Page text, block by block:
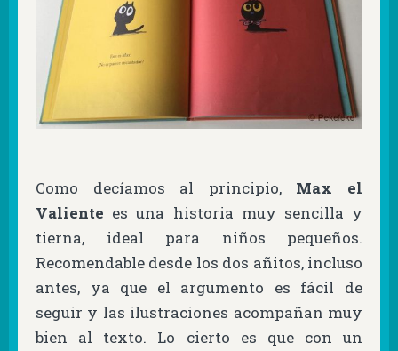
Como decíamos al principio, Max el
Valiente es una historia muy sencilla y
tierna, ideal para niños pequeños.
Recomendable desde los dos añitos, incluso
antes, ya que el argumento es fácil de
seguir y las ilustraciones acompañan muy
bien al texto. Lo cierto es que con un